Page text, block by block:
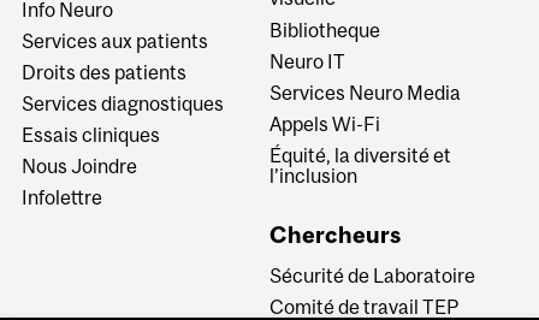
Info Neuro
Services aux patients
Droits des patients
Services diagnostiques
Essais cliniques
Nous Joindre
Infolettre
Bibliotheque
Neuro IT
Services Neuro Media
Appels Wi-Fi
Équité, la diversité et
l’inclusion
Chercheurs
Sécurité de Laboratoire
Comité de travail TEP